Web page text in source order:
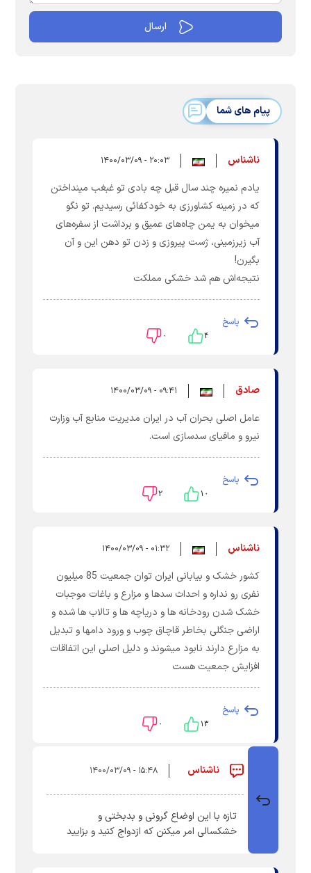
پیام های شما
ناشناس ۲۰:۰۳ - ۱۴۰۰/۰۳/۰۹
یادم نمیره چند سال قبل چه بادی تو غبغب مینداختن
که در زمینه کشاورزی به خودکفائی رسیدیم. تو نگو
میخوان به یمن چاه‌های عمیق و برداشت از سفره‌های
آب زیرزمینی، ژست پیروزی و زدن تو دهن این و آن
بگیرن!
نتیجه‌اش هم شد خشکی مملکت
پاسخ
۴ ۰
صادق ۰۹:۴۱ - ۱۴۰۰/۰۳/۰۹
عامل اصلی بحران آب در ایران مدیریت منابع آب وزارت
نیرو و مافیای سدسازی است.
پاسخ
۱۰ ۲
ناشناس ۰۱:۳۲ - ۱۴۰۰/۰۳/۰۹
کشور خشک و بیابانی ایران توان جمعیت 85 میلیون
نفری رو نداره و احداث سدها و مزارع و باغات موجبات
خشک شدن رودخانه ها و دریاچه ها و تالاب ها شده و
اراضی جنگلی بخاطر قاچاق چوب و ورود دامها و تبدیل
به مزارع دارند نابود میشوند و دلیل اصلی این اتفاقات
افزایش جمعیت هست
پاسخ
۱۳ ۰
ناشناس ۱۵:۴۸ - ۱۴۰۰/۰۳/۰۹
تازه با این اوضاع گرونی و بدبختی و
خشکسالی امر میکنن که ازدواج کنید و بزایید